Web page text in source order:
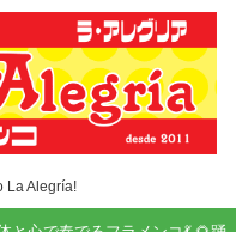
La Alegría!